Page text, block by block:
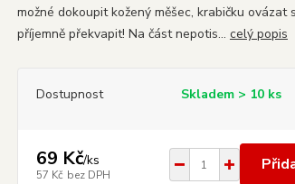
možné dokoupit kožený měšec, krabičku ovázat
příjemně překvapit! Na část nepotis... celý popis
Dostupnost Skladem > 10 ks
69 Kč/ks
57 Kč bez DPH